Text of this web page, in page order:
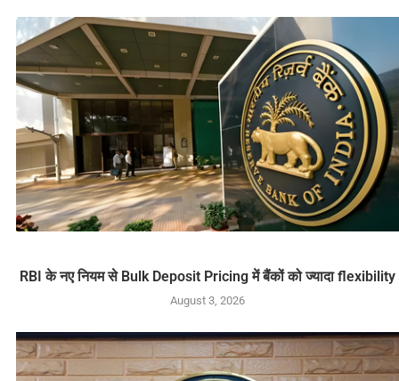
RBI के नए नियम से Bulk Deposit Pricing में बैंकों को ज्यादा flexibility
August 3, 2026